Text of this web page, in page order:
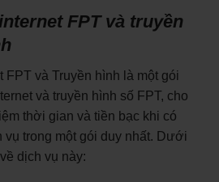
FPT và truyền
FPT và Truyền hình là một gói
và truyền hình số FPT, cho
thời gian và tiền bạc khi có
vụ trong một gói duy nhất. Dưới
dịch vụ này: